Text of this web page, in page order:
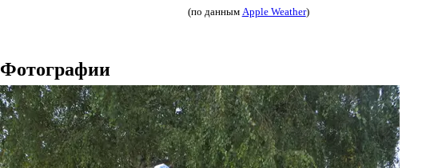
(по данным Apple Weather)
Фотографии